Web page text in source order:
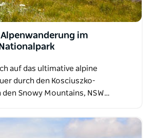
für die gesamte Tour zu
jeden Tag für Sie transportiert.
für deren Gäste, denn Sie sparen
Tragen eines schweren Rucksacks
Wasserflasche, Kamera und
im
auf das ultimative alpine
durch den Kosciuszko-
den Snowy Mountains, NSW…